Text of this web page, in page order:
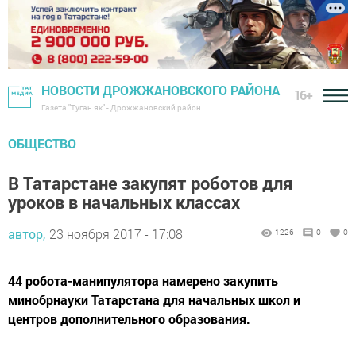
НОВОСТИ ДРОЖЖАНОВСКОГО РАЙОНА
Газета "Туган як" - Дрожжановский район
16+
ОБЩЕСТВО
В Татарстане закупят роботов для
уроков в начальных классах
автор, 23 ноября 2017 - 17:08 1226 0 0
44 робота-манипулятора намерено закупить
минобрнауки Татарстана для начальных школ и
центров дополнительного образования.